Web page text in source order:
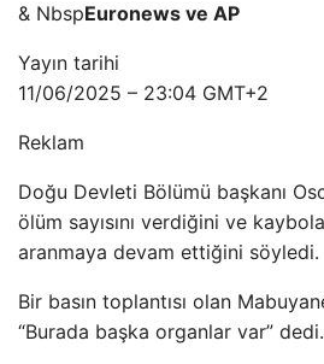
& NbspEuronews ve AP
Yayın tarihi
11/06/2025 – 23:04 GMT+2
Reklam
Doğu Devleti Bölümü başkanı
ölüm sayısını verdiğini ve
aranmaya devam ettiğini söyledi.
Bir basın toplantısı olan
“Burada başka organlar var” dedi.